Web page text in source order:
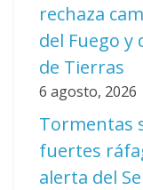
rechaza
del Fuego y
de Tierras
6 agosto, 2026
Tormentas
fuertes
alerta del